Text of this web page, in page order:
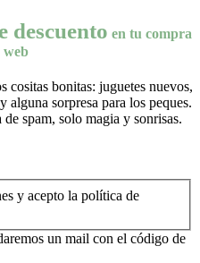
descuento en tu compra
web
cositas bonitas: juguetes nuevos,
alguna sorpresa para los peques.
spam, solo magia y sonrisas.
y acepto la política de
un mail con el código de